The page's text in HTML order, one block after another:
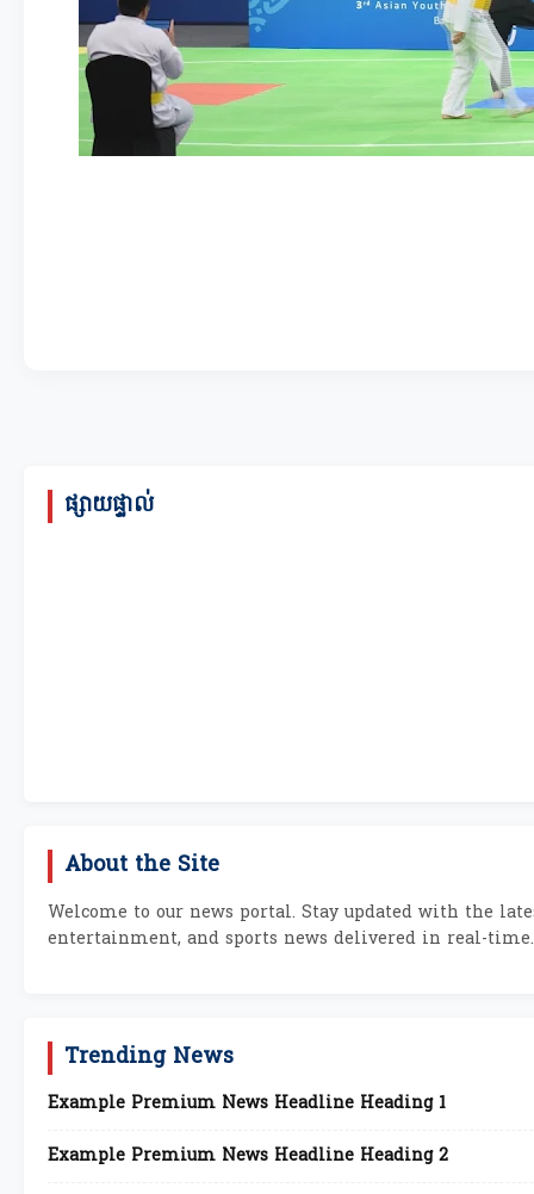
ផ្សាយផ្ទាល់
About the Site
Welcome to our news portal. Stay updated with the
entertainment, and sports news delivered in real-time.
Trending News
Example Premium News Headline Heading 1
Example Premium News Headline Heading 2